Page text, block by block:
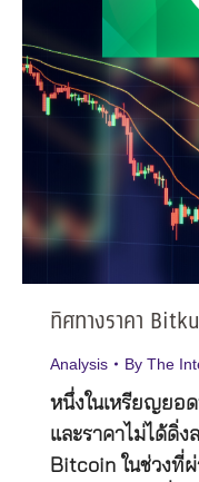
ทิศทางราคา
Analysis By The
หนึ่งในเหรียญยอ
และราคาไม่ได้ดิ่
Bitcoin ในช่วงที่